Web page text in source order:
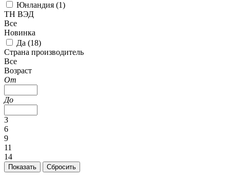
Юнландия (1)
ТН ВЭД
Все
Новинка
Да (18)
Страна производитель
Все
Возраст
От
До
3
6
9
11
14